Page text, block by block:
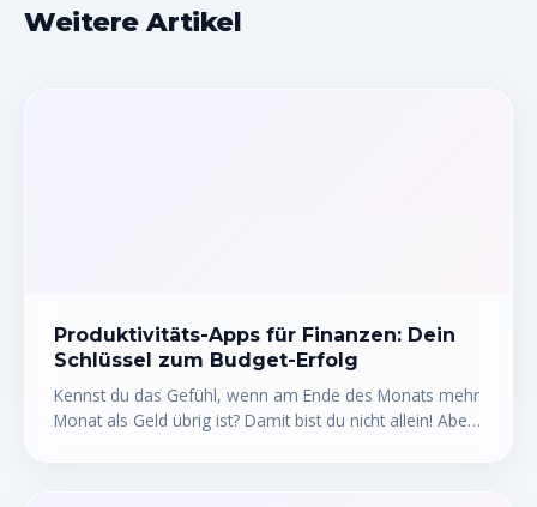
Weitere Artikel
Produktivitäts-Apps für Finanzen: Dein
Schlüssel zum Budget-Erfolg
Kennst du das Gefühl, wenn am Ende des Monats mehr
Monat als Geld übrig ist? Damit bist du nicht allein! Aber